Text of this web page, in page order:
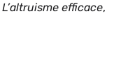
L’altruisme efficace,